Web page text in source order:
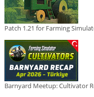
Patch 1.21 for Farming
Barnyard Meetup: Cultivator